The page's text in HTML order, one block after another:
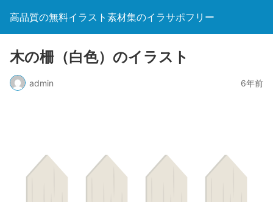
高品質の無料イラスト素材集のイラサポフリー
木の柵（白色）のイラスト
admin 6年前